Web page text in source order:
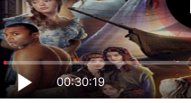
00:30:19